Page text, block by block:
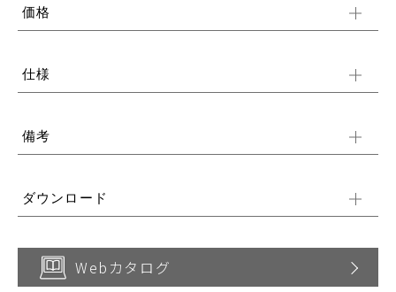
価格
仕様
備考
ダウンロード
Webカタログ